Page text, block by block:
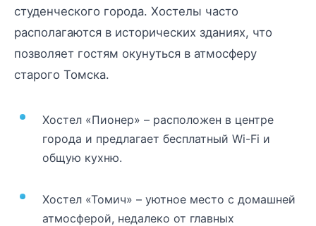
студенческого города. Хостелы часто
располагаются в исторических зданиях, что
позволяет гостям окунуться в атмосферу
старого Томска.
Хостел «Пионер» – расположен в центре
города и предлагает бесплатный Wi-Fi и
общую кухню.
Хостел «Томич» – уютное место с домашней
атмосферой, недалеко от главных